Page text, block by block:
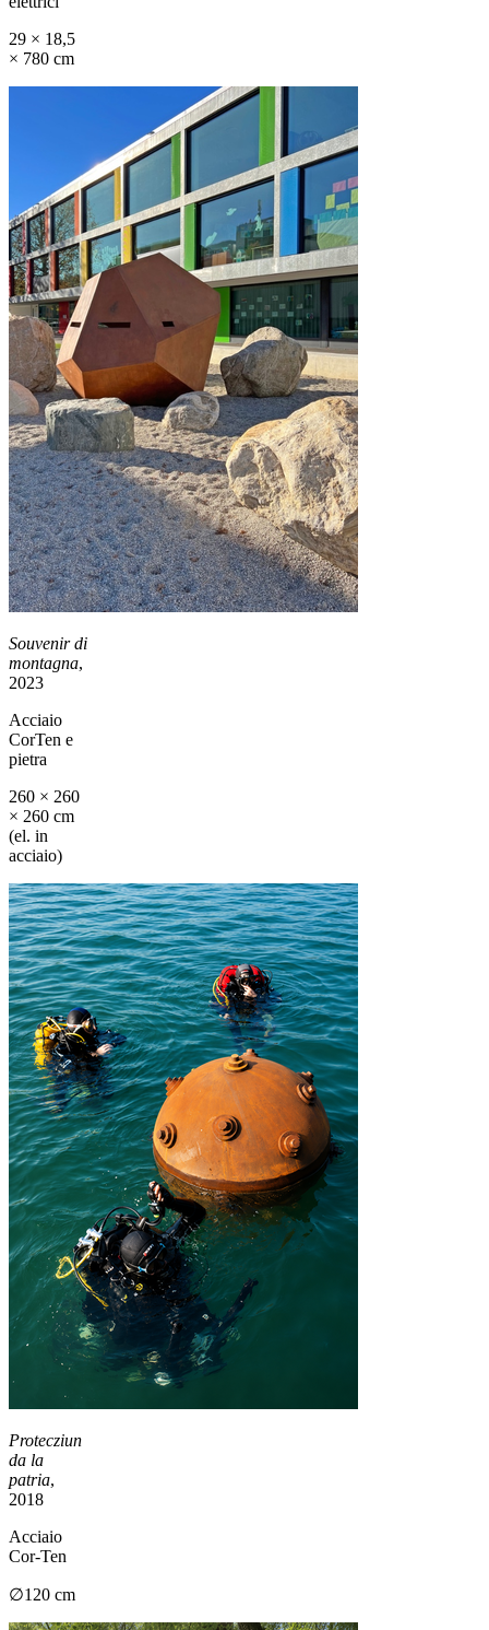
29 × 18,5
× 780 cm
Souvenir di
montagna,
2023
Acciaio
CorTen e
pietra
260 × 260
× 260 cm
(el. in
acciaio)
Protecziun
da la
patria,
2018
Acciaio
Cor-Ten
∅120 cm